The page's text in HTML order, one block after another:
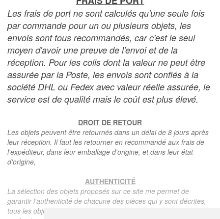
Les frais de port ne sont calculés qu'une seule fois
par commande pour un ou plusieurs objets, les
envois sont tous recommandés, car c'est le seul
moyen d'avoir une preuve de l'envoi et de la
réception. Pour les colis dont la valeur ne peut être
assurée par la Poste, les envois sont confiés à la
société DHL ou Fedex avec valeur réelle assurée, le
service est de qualité mais le coût est plus élevé.
DROIT DE RETOUR
Les objets peuvent être retournés dans un délai de 8 jours après
leur réception. Il faut les retourner en recommandé aux frais de
l'expéditeur, dans leur emballage d'origine, et dans leur état
d'origine,
AUTHENTICITÉ
La sélection des objets proposés sur ce site me permet de
garantir l'authenticité de chacune des pièces qui y sont décrites,
tous les objets proposés sont garantis d'époque et authentiques,